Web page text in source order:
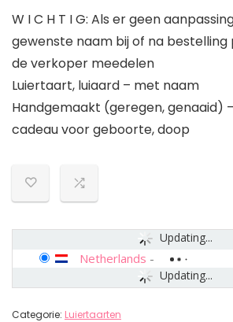
W I C H T I G: Als er geen
gewenste naam bij of na
de verkoper meedelen
Luiertaart, luiaard – met naam
Handgemaakt (geregen, genaaid)
cadeau voor geboorte, doop
Updating...
Updating...
Netherlands -
Categorie: Luiertaarten